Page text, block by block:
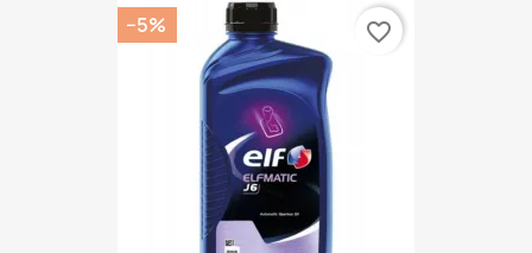
−5% favorite_border